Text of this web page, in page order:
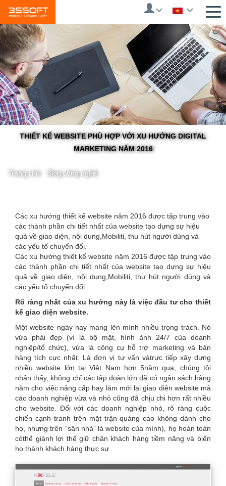
main
content
THIẾT KẾ WEBSITE PHÙ HỢP VỚI XU HƯỚNG DIGITAL
MARKETING NĂM 2016
Trang chủ Blog công nghệ
You
are
here
Các xu hướng thiết kế website năm 2016 được tập trung vào
các thành phần chi tiết nhất của website tạo dựng sự hiệu
quả về giao diện, nội dung, Mobiliti, thu hút người dùng và
các yếu tố chuyển đổi.
Các xu hướng thiết kế website năm 2016 được tập trung vào
các thành phần chi tiết nhất của website tạo dựng sự hiệu
quả về giao diện, nội dung,Mobiliti, thu hút người dùng và
các yếu tố chuyển đổi.
Rõ ràng nhất của xu hướng này là việc đầu tư cho thiết
kế giao diện website.
Một website ngày nay mang lên mình nhiều trọng trách. Nó
vừa phải đẹp (vì là bộ mặt, hình ảnh 24/7 của doanh
nghiệp/tổ chức), vừa là công cụ hỗ trợ marketing và bán
hàng tích cực nhất. Là đơn vị tư vấn vàtrực tiếp xây dựng
nhiều website lớn tại Việt Nam hơn 5năm qua, chúng tôi
nhận thấy, không chỉ các tập đoàn lớn đã có ngân sách hàng
năm cho việc nâng cấp hay làm mới lại giao diện website mà
các doanh nghiệp vừa và nhỏ cũng đã chịu chi hơn rất nhiều
cho website. Đối với các doanh nghiệp nhỏ, rõ ràng cuộc
chiến cạnh tranh trên mặt trận quảng cáo không dành cho
họ, nhưng trên “sân nhà” là website của mình), họ hoàn toàn
cóthể giành lợi thế giữ chân khách hàng tiềm năng và biến
họ thành khách hàng thực sự.